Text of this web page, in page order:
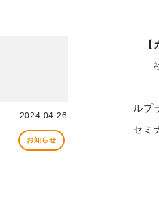
2024.04.26
お知らせ
ルプ
セミ